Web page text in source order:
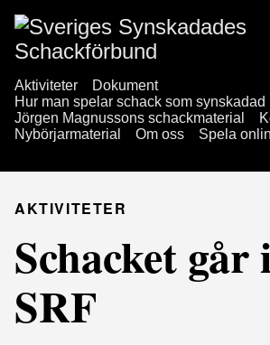
Aktiviteter
Dokument
Hur man spelar schack som synskadad
Jörgen Magnussons schackmaterial
Nybörjarmaterial
Om oss Spela
AKTIVITETER
Schacket går
SRF